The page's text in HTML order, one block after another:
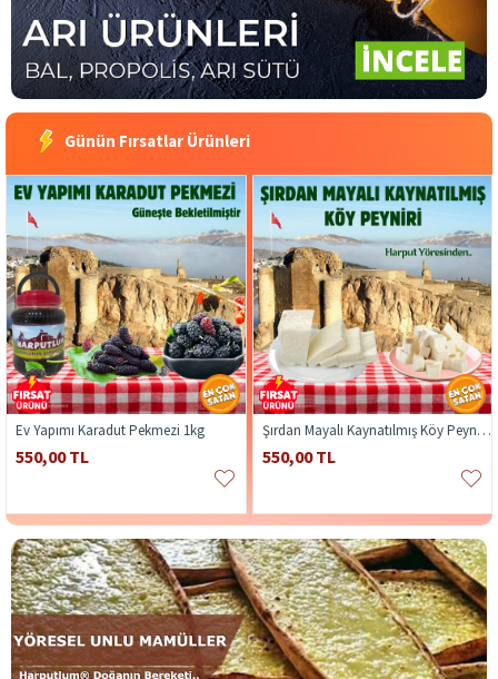
Günün Fırsatlar Ürünleri
Ev Yapımı Karadut Pekmezi 1kg
550,00 TL
Şırdan Mayalı Kaynatılmış Köy Peyniri 1kg
550,00 TL